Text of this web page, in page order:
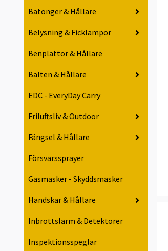
Batonger & Hållare
Belysning & Ficklampor
Benplattor & Hållare
Bälten & Hållare
EDC - EveryDay Carry
Friluftsliv & Outdoor
Fängsel & Hållare
Försvarssprayer
Gasmasker - Skyddsmasker
Handskar & Hållare
Inbrottslarm & Detektorer
Inspektionsspeglar